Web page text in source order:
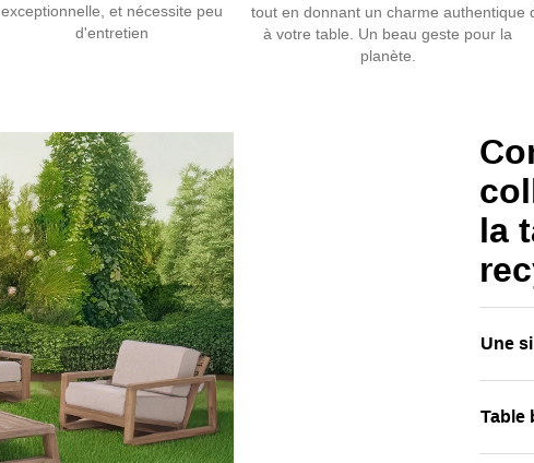
Parfaitement
également avec
résine ou
exceptionnelle, et nécessite peu
d'entretien
tout en donnant un charme authentique
à votre table. Un beau geste pour la
planète.
la
Une
Table